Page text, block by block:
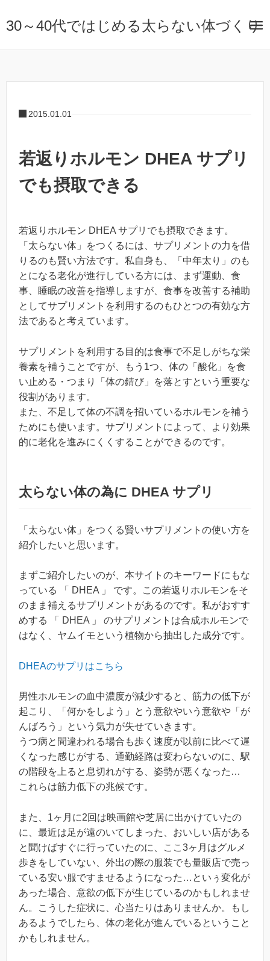
30～40代ではじめる太らない体づくり
2015.01.01
若返りホルモン DHEA サプリ
でも摂取できる
若返りホルモン DHEA サプリでも摂取できます。
「太らない体」をつくるには、サプリメントの力を借
りるのも賢い方法です。私自身も、「中年太り」のも
とになる老化が進行している方には、まず運動、食
事、睡眠の改善を指導しますが、食事を改善する補助
としてサプリメントを利用するのもひとつの有効な方
法であると考えています。
サプリメントを利用する目的は食事で不足しがちな栄
養素を補うことですが、もう1つ、体の「酸化」を食
い止める・つまり「体の錆び」を落とすという重要な
役割があります。
また、不足して体の不調を招いているホルモンを補う
ためにも使います。サプリメントによって、より効果
的に老化を進みにくくすることができるのです。
太らない体の為に DHEA サプリ
「太らない体」をつくる賢いサプリメントの使い方を
紹介したいと思います。
まずご紹介したいのが、本サイトのキーワードにもな
っている 「 DHEA 」 です。この若返りホルモンをそ
のまま補えるサプリメントがあるのです。私がおすす
めする 「 DHEA 」 のサプリメントは合成ホルモンで
はなく、ヤムイモという植物から抽出した成分です。
DHEAのサプリはこちら
男性ホルモンの血中濃度が減少すると、筋力の低下が
起こり、「何かをしよう」とう意欲やいう意欲や「が
んばろう」という気力が失せていきます。
うつ病と間違われる場合も歩く速度が以前に比べて遅
くなった感じがする、通勤経路は変わらないのに、駅
の階段を上ると息切れがする、姿勢が悪くなった…
これらは筋力低下の兆候です。
また、1ヶ月に2回は映画館や芝居に出かけていたの
に、最近は足が遠のいてしまった、おいしい店がある
と聞けばすぐに行っていたのに、ここ3ヶ月はグルメ
歩きをしていない、外出の際の服装でも量販店で売っ
ている安い服ですませるようになった…といぅ変化が
あった場合、意欲の低下が生じているのかもしれませ
ん。こうした症状に、心当たりはありませんか。もし
あるようでしたら、体の老化が進んでいるということ
かもしれません。